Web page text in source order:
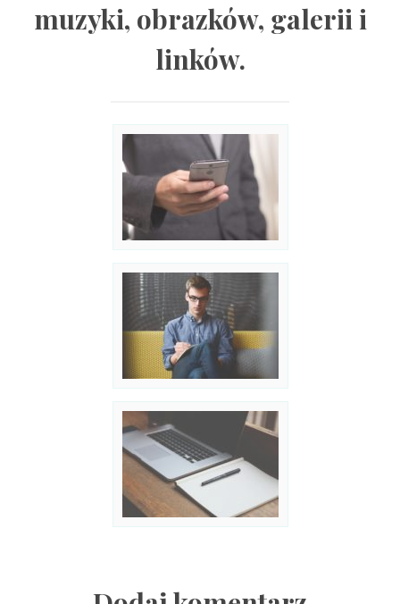
muzyki, obrazków, galerii i
linków.